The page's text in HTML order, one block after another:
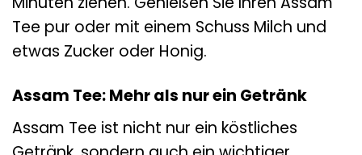
Tee pur oder mit einem Schuss Milch und
etwas Zucker oder Honig.
Assam Tee: Mehr als nur ein Getränk
Assam Tee ist nicht nur ein köstliches